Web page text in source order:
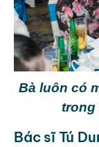
Bà luôn có
trong
Bác sĩ Tú